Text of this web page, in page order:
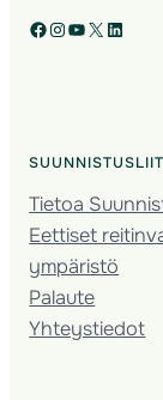
Facebook Instagram YouTube X LinkedIn
Tietoa
Eettiset
ympäristö
Palaute
Yhteystiedot